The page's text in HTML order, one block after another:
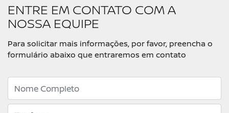
ENTRE EM CONTATO COM A
NOSSA EQUIPE
Para solicitar mais informações, por favor, preencha o
formulário abaixo que entraremos em contato